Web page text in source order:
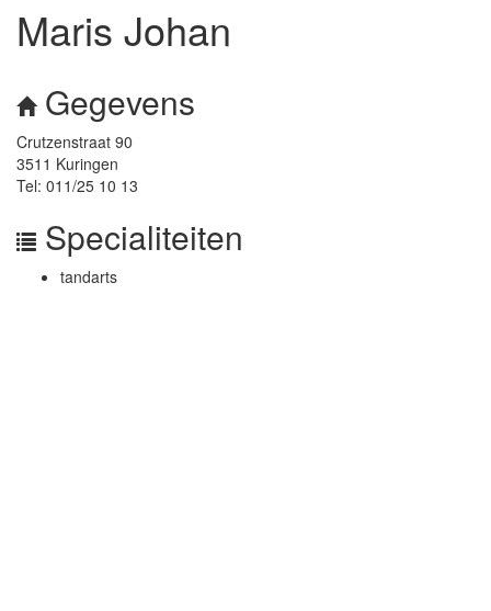
Maris Johan
Gegevens
Crutzenstraat 90
3511 Kuringen
Tel: 011/25 10 13
Specialiteiten
tandarts